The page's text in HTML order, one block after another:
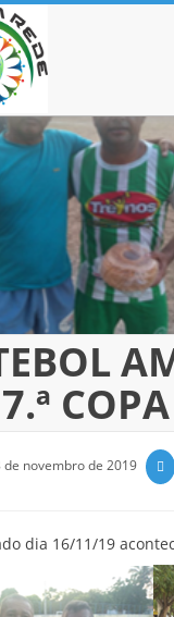
de novembro de 2019
dia 16/11/19